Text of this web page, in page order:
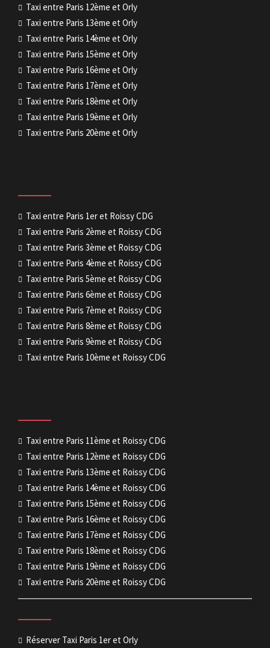
Taxi entre Paris 12ème et Orly
Taxi entre Paris 13ème et Orly
Taxi entre Paris 14ème et Orly
Taxi entre Paris 15ème et Orly
Taxi entre Paris 16ème et Orly
Taxi entre Paris 17ème et Orly
Taxi entre Paris 18ème et Orly
Taxi entre Paris 19ème et Orly
Taxi entre Paris 20ème et Orly
Taxi entre Paris 1er et Roissy CDG
Taxi entre Paris 2ème et Roissy CDG
Taxi entre Paris 3ème et Roissy CDG
Taxi entre Paris 4ème et Roissy CDG
Taxi entre Paris 5ème et Roissy CDG
Taxi entre Paris 6ème et Roissy CDG
Taxi entre Paris 7ème et Roissy CDG
Taxi entre Paris 8ème et Roissy CDG
Taxi entre Paris 9ème et Roissy CDG
Taxi entre Paris 10ème et Roissy CDG
Taxi entre Paris 11ème et Roissy CDG
Taxi entre Paris 12ème et Roissy CDG
Taxi entre Paris 13ème et Roissy CDG
Taxi entre Paris 14ème et Roissy CDG
Taxi entre Paris 15ème et Roissy CDG
Taxi entre Paris 16ème et Roissy CDG
Taxi entre Paris 17ème et Roissy CDG
Taxi entre Paris 18ème et Roissy CDG
Taxi entre Paris 19ème et Roissy CDG
Taxi entre Paris 20ème et Roissy CDG
Réserver Taxi Paris 1er et Orly